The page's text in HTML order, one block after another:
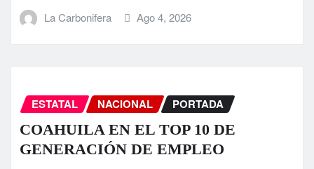
La Carbonifera Ago 4, 2026
ESTATAL NACIONAL PORTADA
COAHUILA EN EL TOP 10 DE
GENERACIÓN DE EMPLEO